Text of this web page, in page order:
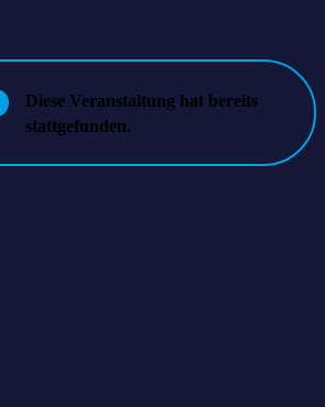
Diese Veranstaltung hat bereits
stattgefunden.